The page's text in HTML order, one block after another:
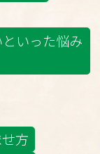
いった悩み
方